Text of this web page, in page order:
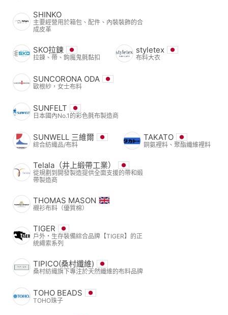
SHINKO
主要經營用於箱包、配件、內裝裝飾的合
成皮革
SKO拉鍊
拉鍊、帶、鉤魔鬼氈黏扣
styletex
布料大衣
SUNCORONA ODA
歐根紗，女士布料
SUNFELT
日本國內No.1的彩色氈布製造商
SUNWELL 三維爾
綜合紡織品/布料
TAKATO
銅氨裡料、聚酯纖維裡料
Telala（井上緞帶工業）
從規劃到開發製造提供全面支援的帶和緞
帶製造商
THOMAS MASON
襯衫布料（優質棉）
TIGER
戶外・生存裝備綜合品牌【TIGER】的正
統繩索系列
TIPICO(桑村纖維)
桑村紡織旗下專注於天然纖維的布料品牌
TOHO BEADS
TOHO珠子